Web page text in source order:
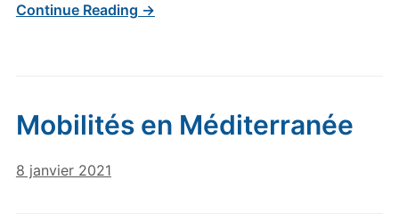
Continue Reading →
Mobilités en Méditerranée
8 janvier 2021